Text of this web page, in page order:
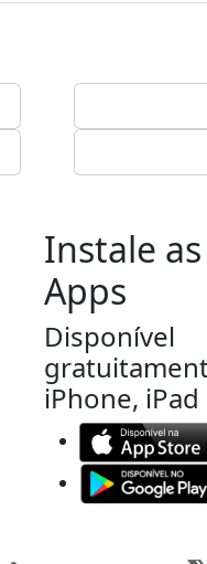
Instale
Apps
Disponível
iPhone,